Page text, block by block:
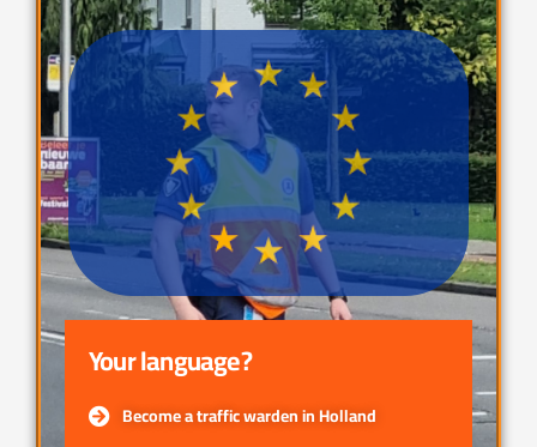
Your language?
Become a traffic warden in Holland